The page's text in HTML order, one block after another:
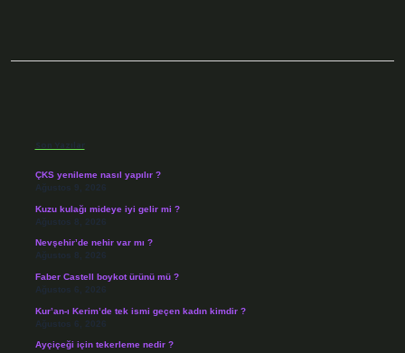
Son Yazılar
ÇKS yenileme nasıl yapılır ?
Ağustos 9, 2026
Kuzu kulağı mideye iyi gelir mi ?
Ağustos 8, 2026
Nevşehir’de nehir var mı ?
Ağustos 8, 2026
Faber Castell boykot ürünü mü ?
Ağustos 6, 2026
Kur’an-ı Kerim’de tek ismi geçen kadın kimdir ?
Ağustos 6, 2026
Ayçiçeği için tekerleme nedir ?